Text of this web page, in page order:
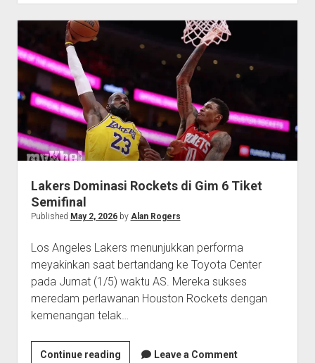
Rekor
Blok
Lakers Dominasi Rockets di Gim 6 Tiket
Semifinal
Published May 2, 2026by Alan Rogers
Los Angeles Lakers menunjukkan performa
meyakinkan saat bertandang ke Toyota Center
pada Jumat (1/5) waktu AS. Mereka sukses
meredam perlawanan Houston Rockets dengan
kemenangan telak…
Continue readingLakers Leave a Comment